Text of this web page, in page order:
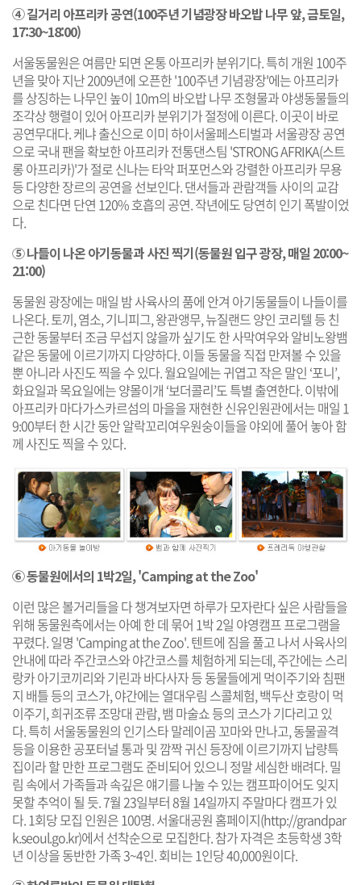
④ 길거리 아프리카 공연(100주년 기념광장 바오밥 나무 앞, 금토일,
17:30~18:00)
서울동물원은 여름만 되면 온통 아프리카 분위기다. 특히 개원 100주
년을 맞아 지난 2009년에 오픈한 '100주년 기념광장'에는 아프리카
를 상징하는 나무인 높이 10m의 바오밥 나무 조형물과 야생동물들의
조각상 행렬이 있어 아프리카 분위기가 절정에 이른다. 이곳이 바로
공연무대다. 케냐 출신으로 이미 하이서울페스티벌과 서울광장 공연
으로 국내 팬을 확보한 아프리카 전통댄스팀 'STRONG AFRIKA(스트
롱 아프리카)'가 절로 신나는 타악 퍼포먼스와 강렬한 아프리카 무용
등 다양한 장르의 공연을 선보인다. 댄서들과 관람객들 사이의 교감
으로 친다면 단연 120% 호흡의 공연. 작년에도 당연히 인기 폭발이었
다.
⑤ 나들이 나온 아기동물과 사진 찍기(동물원 입구 광장, 매일 20:00~
21:00)
동물원 광장에는 매일 밤 사육사의 품에 안겨 아기동물들이 나들이를
나온다. 토끼, 염소, 기니피그, 왕관앵무, 뉴질랜드 양인 코리텔 등 친
근한 동물부터 조금 무섭지 않을까 싶기도 한 사막여우와 알비노왕뱀
같은 동물에 이르기까지 다양하다. 이들 동물을 직접 만져볼 수 있을
뿐 아니라 사진도 찍을 수 있다. 월요일에는 귀엽고 작은 말인 ‘포니’,
화요일과 목요일에는 양몰이개 ‘보더콜리’도 특별 출연한다. 이밖에
아프리카 마다가스카르섬의 마을을 재현한 신유인원관에서는 매일 1
9:00부터 한 시간 동안 알락꼬리여우원숭이들을 야외에 풀어 놓아 함
께 사진도 찍을 수 있다.
⑥ 동물원에서의 1박2일, 'Camping at the Zoo'
이런 많은 볼거리들을 다 챙겨보자면 하루가 모자란다 싶은 사람들을
위해 동물원측에서는 아예 한 데 묶어 1박 2일 야영캠프 프로그램을
꾸렸다. 일명 'Camping at the Zoo'. 텐트에 짐을 풀고 나서 사육사의
안내에 따라 주간코스와 야간코스를 체험하게 되는데, 주간에는 스리
랑카 아기코끼리와 기린과 바다사자 등 동물들에게 먹이주기와 침팬
지 배틀 등의 코스가, 야간에는 열대우림 스콜체험, 백두산 호랑이 먹
이주기, 희귀조류 조망대 관람, 뱀 마술쇼 등의 코스가 기다리고 있
다. 특히 서울동물원의 인기스타 말레이곰 꼬마와 만나고, 동물골격
등을 이용한 공포터널 통과 및 깜짝 귀신 등장에 이르기까지 납량특
집이라 할 만한 프로그램도 준비되어 있으니 정말 세심한 배려다. 밀
림 속에서 가족들과 속깊은 얘기를 나눌 수 있는 캠프파이어도 잊지
못할 추억이 될 듯. 7월 23일부터 8월 14일까지 주말마다 캠프가 있
다. 1회당 모집 인원은 100명. 서울대공원 홈페이지(http://grandpar
k.seoul.go.kr)에서 선착순으로 모집한다. 참가 자격은 초등학생 3학
년 이상을 동반한 가족 3~4인. 회비는 1인당 40,000원이다.